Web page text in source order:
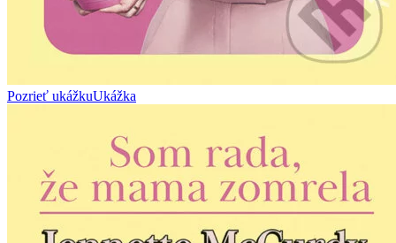
Pozrieť ukážkuUkážka